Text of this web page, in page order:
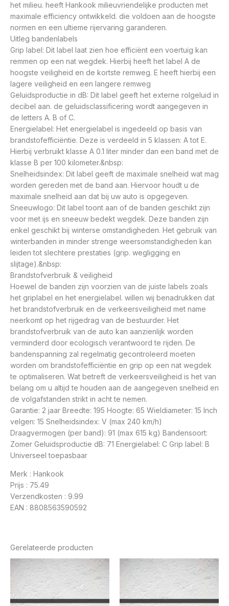
het milieu. heeft Hankook milieuvriendelijke producten met
maximale efficiency ontwikkeld. die voldoen aan de hoogste
normen en een ultieme rijervaring garanderen.
Uitleg bandenlabels
Grip label: Dit label laat zien hoe efficiënt een voertuig kan
remmen op een nat wegdek. Hierbij heeft het label A de
hoogste veiligheid en de kortste remweg. E heeft hierbij een
lagere veiligheid en een langere remweg
Geluidsproductie in dB: Dit label geeft het externe rolgeluid in
decibel aan. de geluidsclassificering wordt aangegeven in
de letters A. B of C.
Energielabel: Het energielabel is ingedeeld op basis van
brandstofefficiëntie. Deze is verdeeld in 5 klassen: A tot E.
Hierbij verbruikt klasse A 0.1 liter minder dan een band met de
klasse B per 100 kilometer.&nbsp:
Snelheidsindex: Dit label geeft de maximale snelheid wat mag
worden gereden met de band aan. Hiervoor houdt u de
maximale snelheid aan dat bij uw auto is opgegeven.
Sneeuwlogo: Dit label toont aan of de banden geschikt zijn
voor met ijs en sneeuw bedekt wegdek. Deze banden zijn
enkel geschikt bij winterse omstandigheden. Het gebruik van
winterbanden in minder strenge weersomstandigheden kan
leiden tot slechtere prestaties (grip. wegligging en
slijtage).&nbsp:
Brandstofverbruik & veiligheid
Hoewel de banden zijn voorzien van de juiste labels zoals
het griplabel en het energielabel. willen wij benadrukken dat
het brandstofverbruik en de verkeersveiligheid met name
neerkomt op het rijgedrag van de bestuurder. Het
brandstofverbruik van de auto kan aanzienlijk worden
verminderd door ecologisch verantwoord te rijden. De
bandenspanning zal regelmatig gecontroleerd moeten
worden om brandstofefficiëntie en grip op een nat wegdek
te optimaliseren. Wat betreft de verkeersveiligheid is het van
belang om u altijd te houden aan de aangegeven snelheid en
de volgafstanden strikt in acht te nemen.
Garantie: 2 jaar Breedte: 195 Hoogte: 65 Wieldiameter: 15 Inch
velgen: 15 Snelheidsindex: V (max 240 km/h)
Draagvermogen (per band): 91 (max 615 kg) Bandensoort:
Zomer Geluidsproductie dB: 71 Energielabel: C Grip label: B
Universeel toepasbaar
Merk : Hankook
Prijs : 75.49
Verzendkosten : 9.99
EAN : 8808563590592
Gerelateerde producten